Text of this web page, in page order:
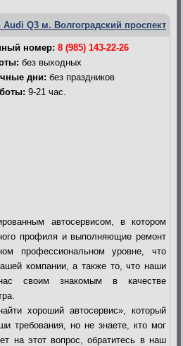
Q3 м. Волгоградский проспект
номер: 8 (985) 143-22-26
без выходных
дни: без праздников
9-21 час.
автосервисом, в котором
профиля и выполняющие ремонт
профессиональном уровне, что
компании, а также то, что наши
своим знакомым в качестве
хороший автосервис», который
требования, но не знаете, кто мог
на этот вопрос, обратитесь в наш